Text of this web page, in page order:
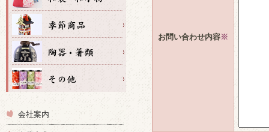
お問い合わせ内容※
会社案内